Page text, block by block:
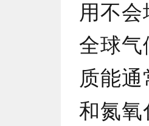
用不
全球气
质能
和氮氧